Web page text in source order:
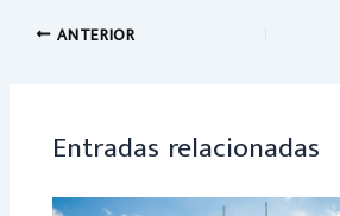
o
ANTERIOR
Entradas relacionadas